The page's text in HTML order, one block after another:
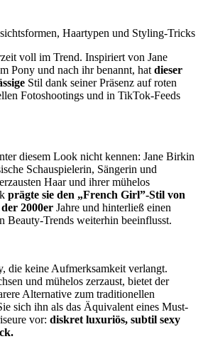
Haartypen und Styling-Tricks
voll im Trend. Inspiriert von Jane
Pony und nach ihr benannt, hat dieser
Stil dank seiner Präsenz auf roten
Fotoshootings und in TikTok-Feeds
diesem Look nicht kennen: Jane Birkin
Schauspielerin, Sängerin und
Haar und ihrer mühelos
prägte sie den „French Girl”-Stil von
2000er Jahre und hinterließ einen
Beauty-Trends weiterhin beeinflusst.
die keine Aufmerksamkeit verlangt.
und mühelos zerzaust, bietet der
Alternative zum traditionellen
sich ihn als das Äquivalent eines Must-
vor: diskret luxuriös, subtil sexy